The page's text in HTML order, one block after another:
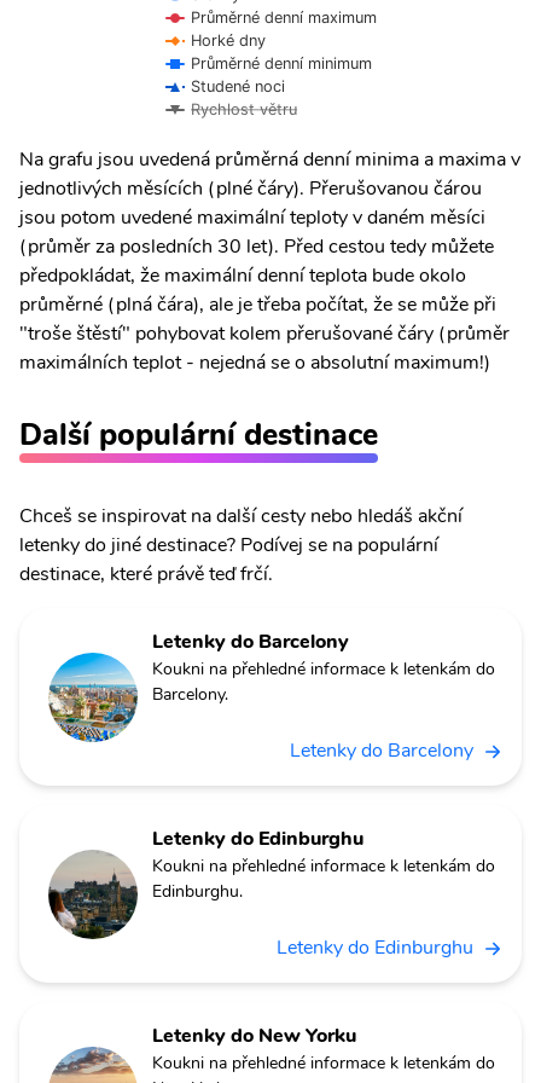
Průměrné denní maximum
Horké dny
Průměrné denní minimum
Studené noci
Rychlost větru
Na grafu jsou uvedená průměrná denní minima a maxima v
jednotlivých měsících (plné čáry). Přerušovanou čárou
jsou potom uvedené maximální teploty v daném měsíci
(průměr za posledních 30 let). Před cestou tedy můžete
předpokládat, že maximální denní teplota bude okolo
průměrné (plná čára), ale je třeba počítat, že se může při
"troše štěstí" pohybovat kolem přerušované čáry (průměr
maximálních teplot - nejedná se o absolutní maximum!)
Další populární destinace
Chceš se inspirovat na další cesty nebo hledáš akční
letenky do jiné destinace? Podívej se na populární
destinace, které právě teď frčí.
Letenky do Barcelony
Koukni na přehledné informace k letenkám do
Barcelony.
Letenky do Barcelony
Letenky do Edinburghu
Koukni na přehledné informace k letenkám do
Edinburghu.
Letenky do Edinburghu
Letenky do New Yorku
Koukni na přehledné informace k letenkám do